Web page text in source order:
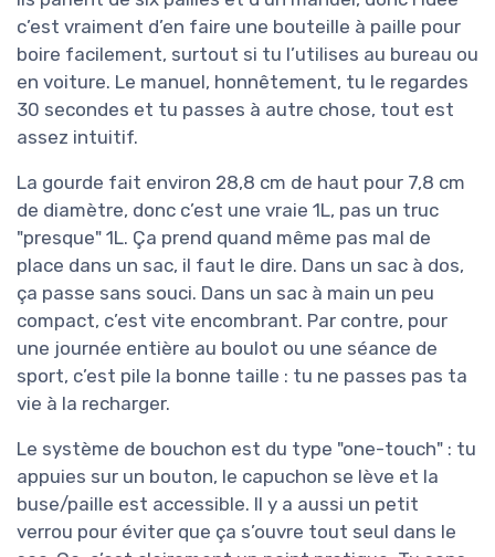
c’est vraiment d’en faire une bouteille à paille pour
boire facilement, surtout si tu l’utilises au bureau ou
en voiture. Le manuel, honnêtement, tu le regardes
30 secondes et tu passes à autre chose, tout est
assez intuitif.
La gourde fait environ 28,8 cm de haut pour 7,8 cm
de diamètre, donc c’est une vraie 1L, pas un truc
"presque" 1L. Ça prend quand même pas mal de
place dans un sac, il faut le dire. Dans un sac à dos,
ça passe sans souci. Dans un sac à main un peu
compact, c’est vite encombrant. Par contre, pour
une journée entière au boulot ou une séance de
sport, c’est pile la bonne taille : tu ne passes pas ta
vie à la recharger.
Le système de bouchon est du type "one-touch" : tu
appuies sur un bouton, le capuchon se lève et la
buse/paille est accessible. Il y a aussi un petit
verrou pour éviter que ça s’ouvre tout seul dans le